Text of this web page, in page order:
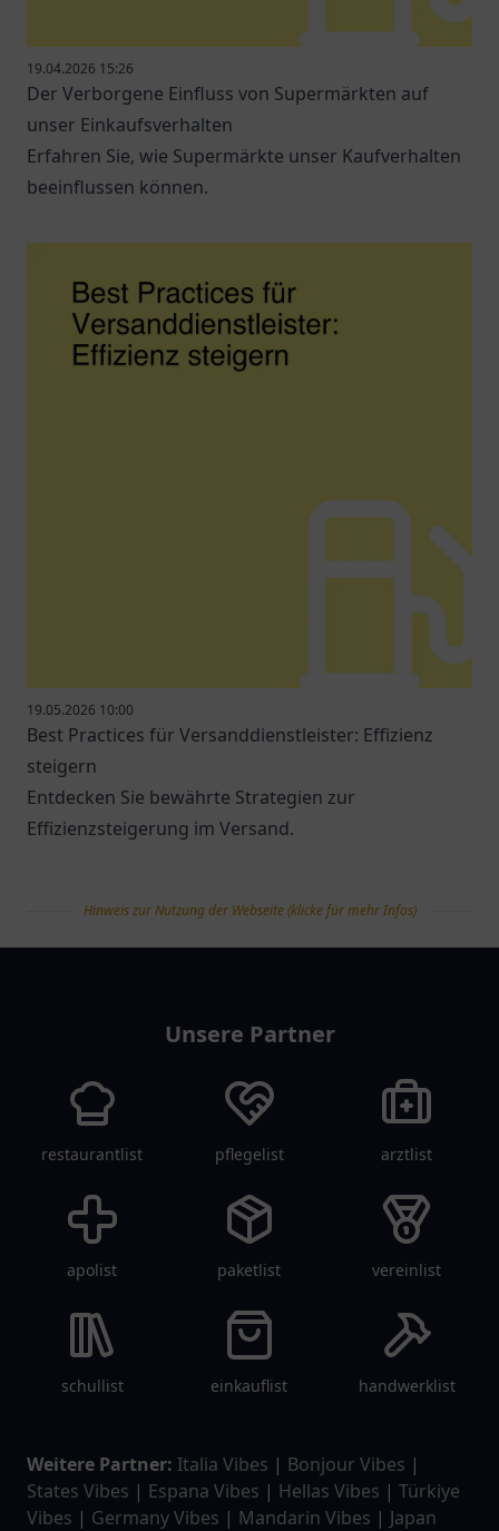
19.04.2026 15:26
Der Verborgene Einfluss von Supermärkten auf
unser Einkaufsverhalten
Erfahren Sie, wie Supermärkte unser Kaufverhalten
beeinflussen können.
19.05.2026 10:00
Best Practices für Versanddienstleister: Effizienz
steigern
Entdecken Sie bewährte Strategien zur
Effizienzsteigerung im Versand.
Hinweis zur Nutzung der Webseite (klicke für mehr Infos)
Unsere Partner
restaurantlist pflegelist arztlist
apolist paketlist vereinlist
schullist einkauflist handwerklist
Weitere Partner: Italia Vibes | Bonjour Vibes |
States Vibes | Espana Vibes | Hellas Vibes | Türkiye
Vibes | Germany Vibes | Mandarin Vibes | Japan